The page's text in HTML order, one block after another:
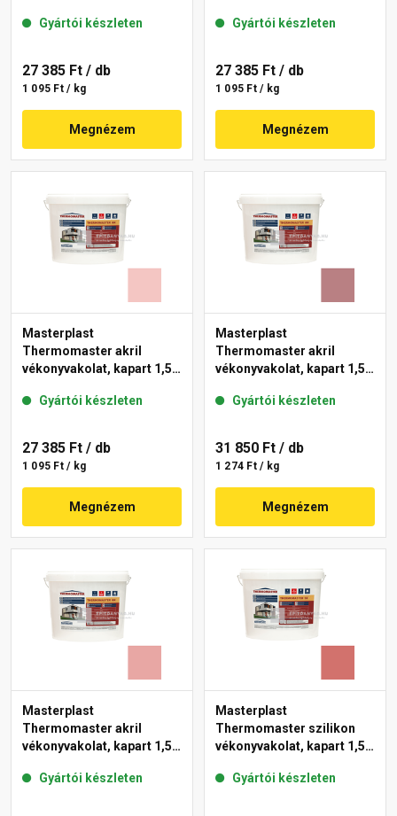
25-D 25 kg
Gyártói készleten
27 385 Ft / db
1 095 Ft / kg
Megnézem
Gyártói készleten
27 385 Ft / db
1 095 Ft / kg
Megnézem
Masterplast
Thermomaster akril
vékonyvakolat, kapart 1,5
Gyártói készleten
27 385 Ft / db
1 095 Ft / kg
Megnézem
Masterplast
Thermomaster akril
vékonyvakolat, kapart 1,5
Gyártói készleten
31 850 Ft / db
1 274 Ft / kg
Megnézem
Masterplast
Thermomaster akril
vékonyvakolat, kapart 1,5
Gyártói készleten
Masterplast
Thermomaster szilikon
vékonyvakolat, kapart 1,5
Gyártói készleten